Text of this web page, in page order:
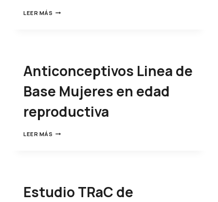
LEER MÁS
Anticonceptivos Linea de
Base Mujeres en edad
reproductiva
LEER MÁS
Estudio TRaC de